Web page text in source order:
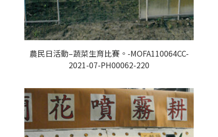
農民日活動–蔬菜生育比賽。-MOFA110064CC-
2021-07-PH00062-220